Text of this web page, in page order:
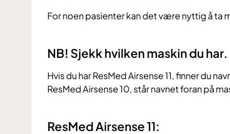
For noen pasienter kan det være nyttig å ta
NB! Sjekk hvilken maskin du har.
Hvis du har ResMed Airsense 11, finner du
ResMed Airsense 10, står navnet foran på
ResMed Airsense 11: